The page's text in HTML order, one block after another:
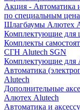
Акция - Автоматика
по специальным
Шлагбаумы Алютех
Комплектующие для
Комплекты
СГН Alutech SGN
Комплектующие для
Автоматика
Alutech
Дополнительные
Алютех Alutech
Автоматика и